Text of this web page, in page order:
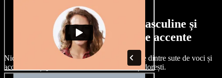
Selecție largă de voci masculine și
feminine, cu tot felul de accente
Niciun proiect nu trebuie să sune la fel. Alege dintre sute de voci și
accente AI și personalizează-le exact cum îți dorești.